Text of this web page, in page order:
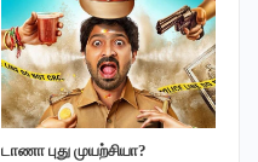
டாணா புது முயற்சியா?